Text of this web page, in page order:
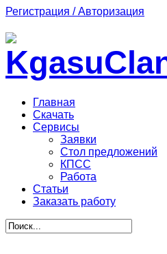
Регистрация / Авторизация
Главная
Скачать
Сервисы
Заявки
Стол предложений
КПСС
Работа
Статьи
Заказать работу